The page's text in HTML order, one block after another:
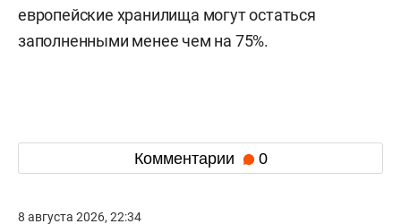
европейские хранилища могут остаться
заполненными менее чем на 75%.
Комментарии 0
8 августа 2026, 22:34